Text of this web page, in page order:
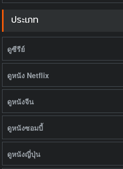
ประเภท
ดูซีรีย์
ดูหนัง Netflix
ดูหนังจีน
ดูหนังซอมบี้
ดูหนังญี่ปุ่น